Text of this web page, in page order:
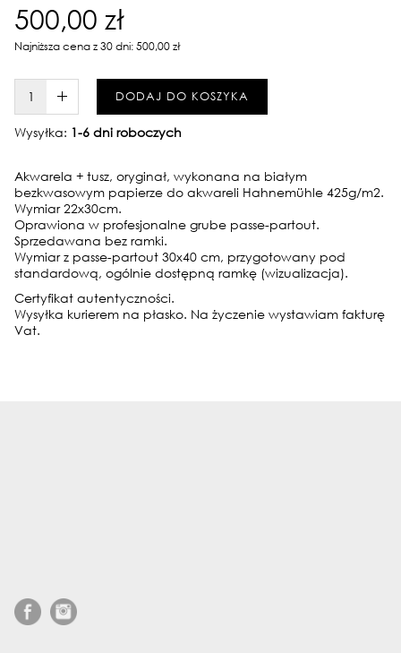
500,00 zł
Najniższa cena z 30 dni: 500,00 zł
W KOSZYKU :)DODAJ DO KOSZYKA
Wysyłka: 1-6 dni roboczych
Akwarela + tusz, oryginał, wykonana na białym
bezkwasowym papierze do akwareli Hahnemühle 425g/m2.
Wymiar 22x30cm.
Oprawiona w profesjonalne grube passe-partout.
Sprzedawana bez ramki.
Wymiar z passe-partout 30x40 cm, przygotowany pod
standardową, ogólnie dostępną ramkę (wizualizacja).
Certyfikat autentyczności.
Wysyłka kurierem na płasko. Na życzenie wystawiam fakturę
Vat.